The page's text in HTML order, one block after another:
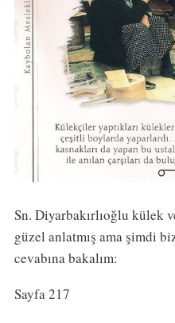
Sn. Diyarbakırlıoğlu külek
güzel anlatmış ama şimdi
cevabına bakalım:
Sayfa 217